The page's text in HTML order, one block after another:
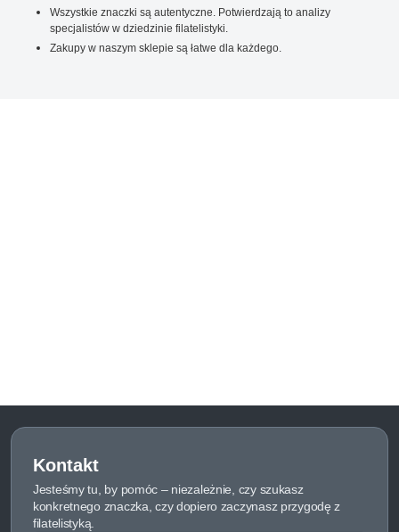
Wszystkie znaczki są autentyczne. Potwierdzają to analizy
specjalistów w dziedzinie filatelistyki.
Zakupy w naszym sklepie są łatwe dla każdego.
Kontakt
Jesteśmy tu, by pomóc – niezależnie, czy szukasz
konkretnego znaczka, czy dopiero zaczynasz przygodę z
filatelistyką.